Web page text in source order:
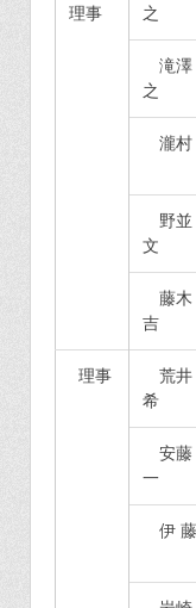
理事
之
滝
之
瀧
野
文
藤
吉
理事
荒
希
安
一
伊